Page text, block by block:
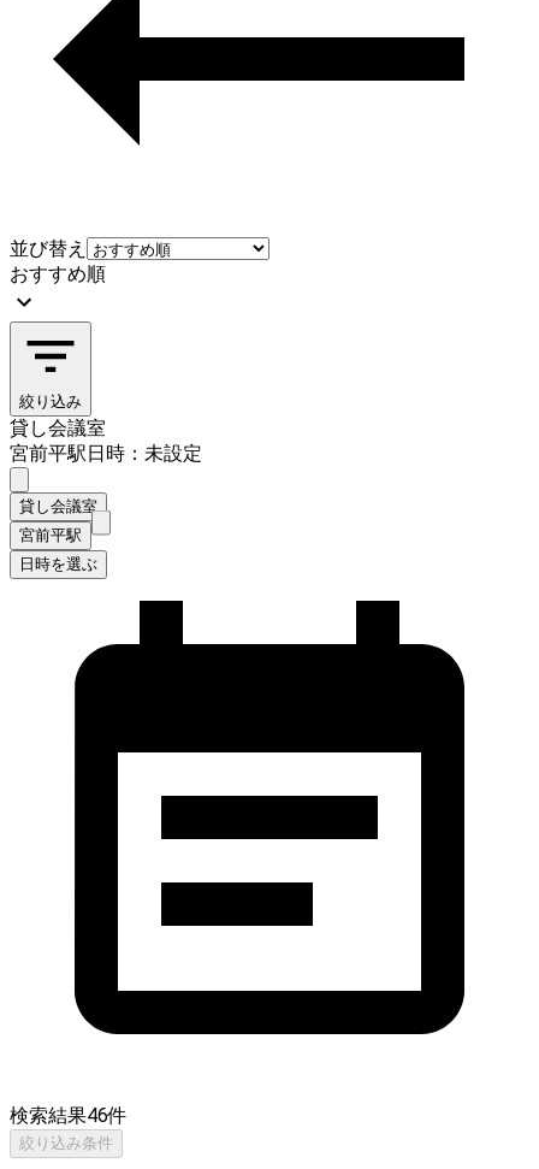
並び替え
おすすめ順
絞り込み
貸し会議室
宮前平駅日時：未設定
貸し会議室
宮前平駅
日時を選ぶ
検索結果46件
絞り込み条件